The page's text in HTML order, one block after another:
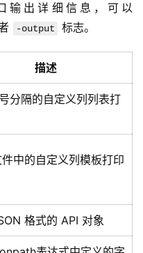
输出详细信息，可以
-output 标志。
描述
分隔的自定义列列表打
中的自定义列模板打印
格式的 API 对象